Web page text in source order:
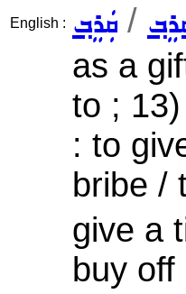
English : ܩܲܪܸܒ݂ /
as a
to ; 13)
: to
bribe /
give a
buy off